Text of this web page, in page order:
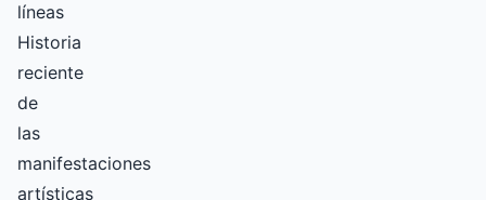
líneas
Historia
reciente
de
las
manifestaciones
artísticas